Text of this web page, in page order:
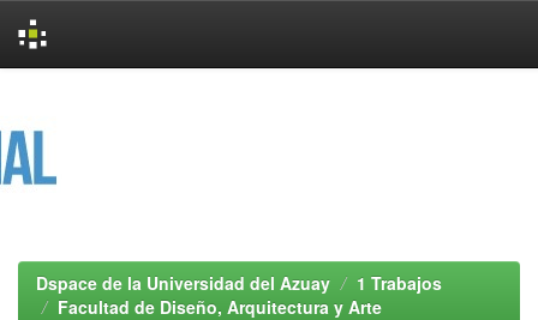
Dspace de la Universidad del Azuay
1 Trabajos
Facultad de Diseño, Arquitectura y Arte